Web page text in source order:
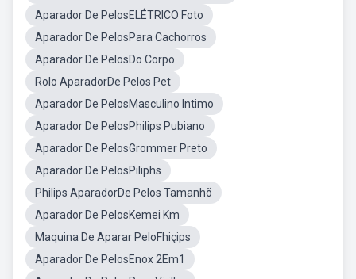
Aparador De PelosELÉTRICO Foto
Aparador De PelosPara Cachorros
Aparador De PelosDo Corpo
Rolo AparadorDe Pelos Pet
Aparador De PelosMasculino Intimo
Aparador De PelosPhilips Pubiano
Aparador De PelosGrommer Preto
Aparador De PelosPiliphs
Philips AparadorDe Pelos Tamanhõ
Aparador De PelosKemei Km
Maquina De Aparar PeloFhiçips
Aparador De PelosEnox 2Em1